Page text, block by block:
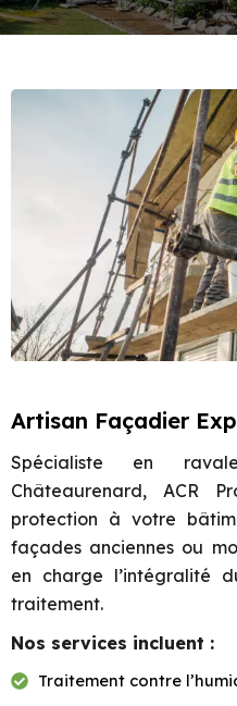
Artisan Façadier
Spécialiste en
Châteaurenard, ACR
protection à votre
façades anciennes ou
en charge l’intégralité
traitement.
Nos services incluent :
Traitement contre